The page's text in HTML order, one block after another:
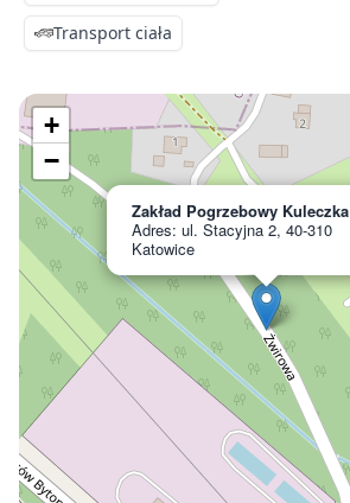
Transport ciała
Zakład Pogrzebowy Kuleczka
Adres: ul. Stacyjna 2, 40-310
Katowice
+
−